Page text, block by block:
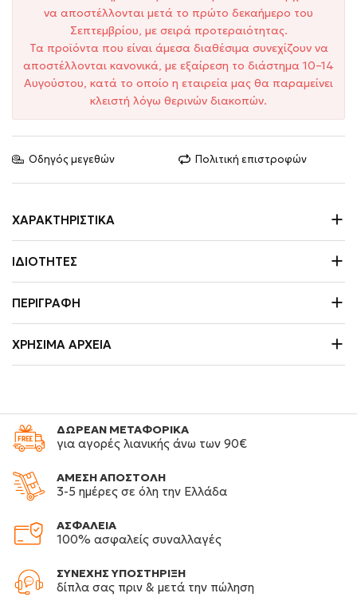
να αποστέλλονται μετά το πρώτο δεκαήμερο του
Σεπτεμβρίου, με σειρά προτεραιότητας.
Τα προϊόντα που είναι άμεσα διαθέσιμα συνεχίζουν να
αποστέλλονται κανονικά, με εξαίρεση το διάστημα 10–14
Αυγούστου, κατά το οποίο η εταιρεία μας θα παραμείνει
κλειστή λόγω θερινών διακοπών.
Οδηγός μεγεθών Πολιτική επιστροφών
ΧΑΡΑΚΤΗΡΙΣΤΙΚΆ
ΙΔΙΌΤΗΤΕΣ
ΠΕΡΙΓΡΑΦΉ
ΧΡΉΣΙΜΑ ΑΡΧΕΊΑ
ΔΩΡΕΑΝ ΜΕΤΑΦΟΡΙΚΑ
για αγορές λιανικής άνω των 90€
ΑΜΕΣΗ ΑΠΟΣΤΟΛΗ
3-5 ημέρες σε όλη την Ελλάδα
ΑΣΦΑΛΕΙΑ
100% ασφαλείς συναλλαγές
ΣΥΝΕΧΗΣ ΥΠΟΣΤΗΡΙΞΗ
δίπλα σας πριν & μετά την πώληση